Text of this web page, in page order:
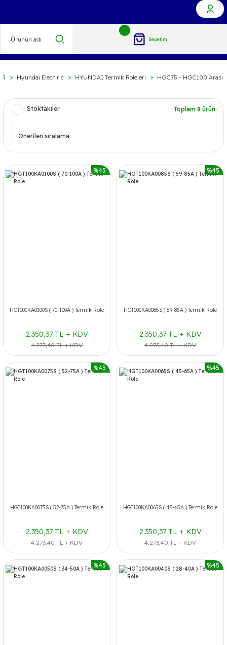
Sepetim
Hyundaı Electırıc HYUNDAI Termik Roleleri HGC75 - HGC100
Stoktakiler Toplam 8 ürün
%45
HGT100KA0100S ( 70-100A ) Termik Role
2.350,37 TL + KDV
4.273,40 TL + KDV
%45
HGT100KA0085S ( 59-85A ) Termik Role
2.350,37 TL + KDV
4.273,40 TL + KDV
%45
HGT100KA0075S ( 52-75A ) Termik Role
2.350,37 TL + KDV
4.273,40 TL + KDV
%45
HGT100KA0065S ( 45-65A ) Termik Role
2.350,37 TL + KDV
4.273,40 TL + KDV
%45 %45